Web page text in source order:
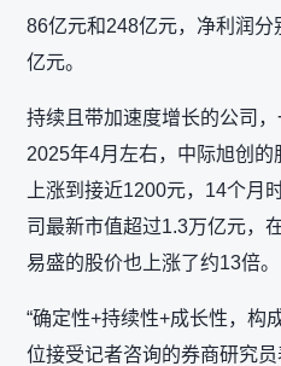
86亿元和248亿元，净利润
亿元。
持续且带加速度增长的公司，
2025年4月左右，中际旭创
上涨到接近1200元，14个月
司最新市值超过1.3万亿元，
易盛的股价也上涨了约13倍。
“确定性+持续性+成长性，构
位接受记者咨询的券商研究员